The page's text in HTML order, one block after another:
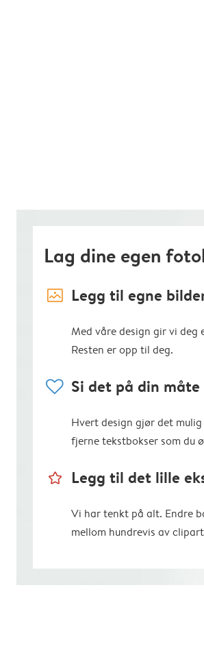
Lag dine egen
image_placeholder Legg til egne
Med våre design gir vi deg
Resten er opp til deg.
heart Si det på din måte
Hvert design gjør det
fjerne tekstbokser som du
star_outline Legg til det lille
Vi har tenkt på alt. Endre
mellom hundrevis av